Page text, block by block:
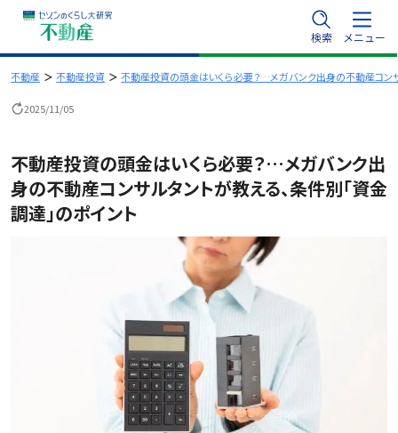
容
を
プ
検索 メニュー
不動産 不動産投資 不動産投資の頭金はいくら必要？…メガバンク出身の不動産コン
2025/11/05
不動産投資の頭金はいくら必要？…メガバンク出
身の不動産コンサルタントが教える、条件別「資金
調達」のポイント